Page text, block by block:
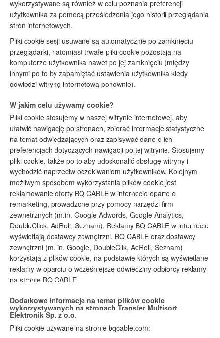
wykorzystywane są również w celu poznania preferencji
użytkownika za pomocą prześledzenia jego historii przeglądania
stron internetowych.
Pliki cookie sesji usuwane są automatycznie po zamknięciu
przeglądarki, natomiast trwałe pliki cookie pozostają na
komputerze użytkownika nawet po jej zamknięciu (między
innymi po to by zapamiętać ustawienia użytkownika kiedy
odwiedzi witrynę internetową ponownie).
W jakim celu używamy cookie?
Pliki cookie stosujemy w naszej witrynie internetowej, aby
ułatwić nawigację po stronach, zbierać informacje statystyczne
na temat odwiedzających oraz zapisywać dane o ich
preferencjach dotyczących nawigacji po tej witrynie. Stosujemy
pliki cookie, także po to aby udoskonalić obsługę witryny i
wychodzić naprzeciw oczekiwaniom użytkowników. Kolejnym
możliwym sposobem wykorzystania plików cookie jest
reklamowanie oferty BQ CABLE w internecie oparte o
remarketing, prowadzone przy pomocy narzędzi firm
zewnętrznych (m.in. Google Adwords, Google Analytics,
DoubleClick, AdRoll, Seznam). Reklamy BQ CABLE w internecie
wyświetlają dostawcy zewnętrzni. BQ CABLE oraz dostawcy
zewnętrzni (m. in. Google, DoubleClik, AdRoll, Seznam)
korzystają z plików cookie, na podstawie których są wyświetlane
reklamy w oparciu o wcześniejsze odwiedziny odbiorcy reklamy
na stronie BQ CABLE.
Dodatkowe informacje na temat plików cookie
wykorzystywanych na stronach Transfer Multisort
Elektronik Sp. z o.o.
Pliki cookie używane na stronie bqcable.com: